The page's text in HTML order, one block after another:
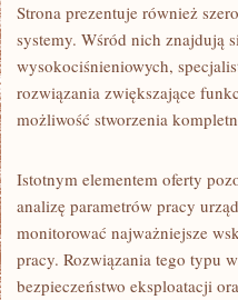
Strona prezentuje również
systemy. Wśród nich znajdują
wysokociśnieniowych,
rozwiązania zwiększające
możliwość stworzenia
Istotnym elementem oferty
analizę parametrów pracy
monitorować najważniejsze
pracy. Rozwiązania tego typu
bezpieczeństwo eksploatacji